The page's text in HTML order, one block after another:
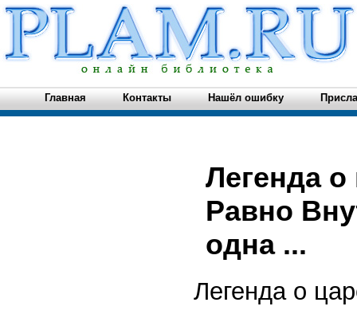
Главная Контакты Нашёл ошибку
Легенда
Равно
одна ...
Легенда о